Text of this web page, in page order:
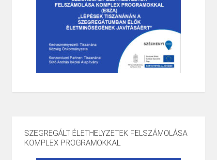
SZEGREGÁLT ÉLETHELYZETEK FELSZÁMOLÁSA
KOMPLEX PROGRAMOKKAL